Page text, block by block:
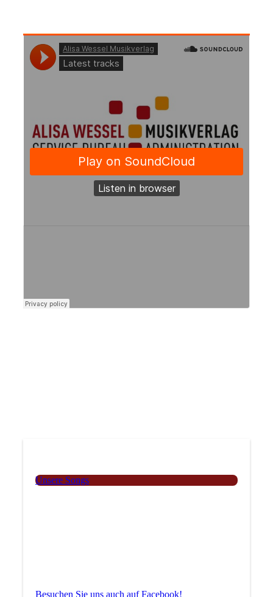
Unsere Songs
Besuchen Sie uns auch auf Facebook!